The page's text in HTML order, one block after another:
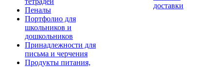
Пеналы
Портфолио для
школьников и
дошкольников
Принадлежности для
письма и черчения
Продукты питания,
доставки